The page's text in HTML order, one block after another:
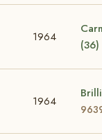
1964
(36)
1964